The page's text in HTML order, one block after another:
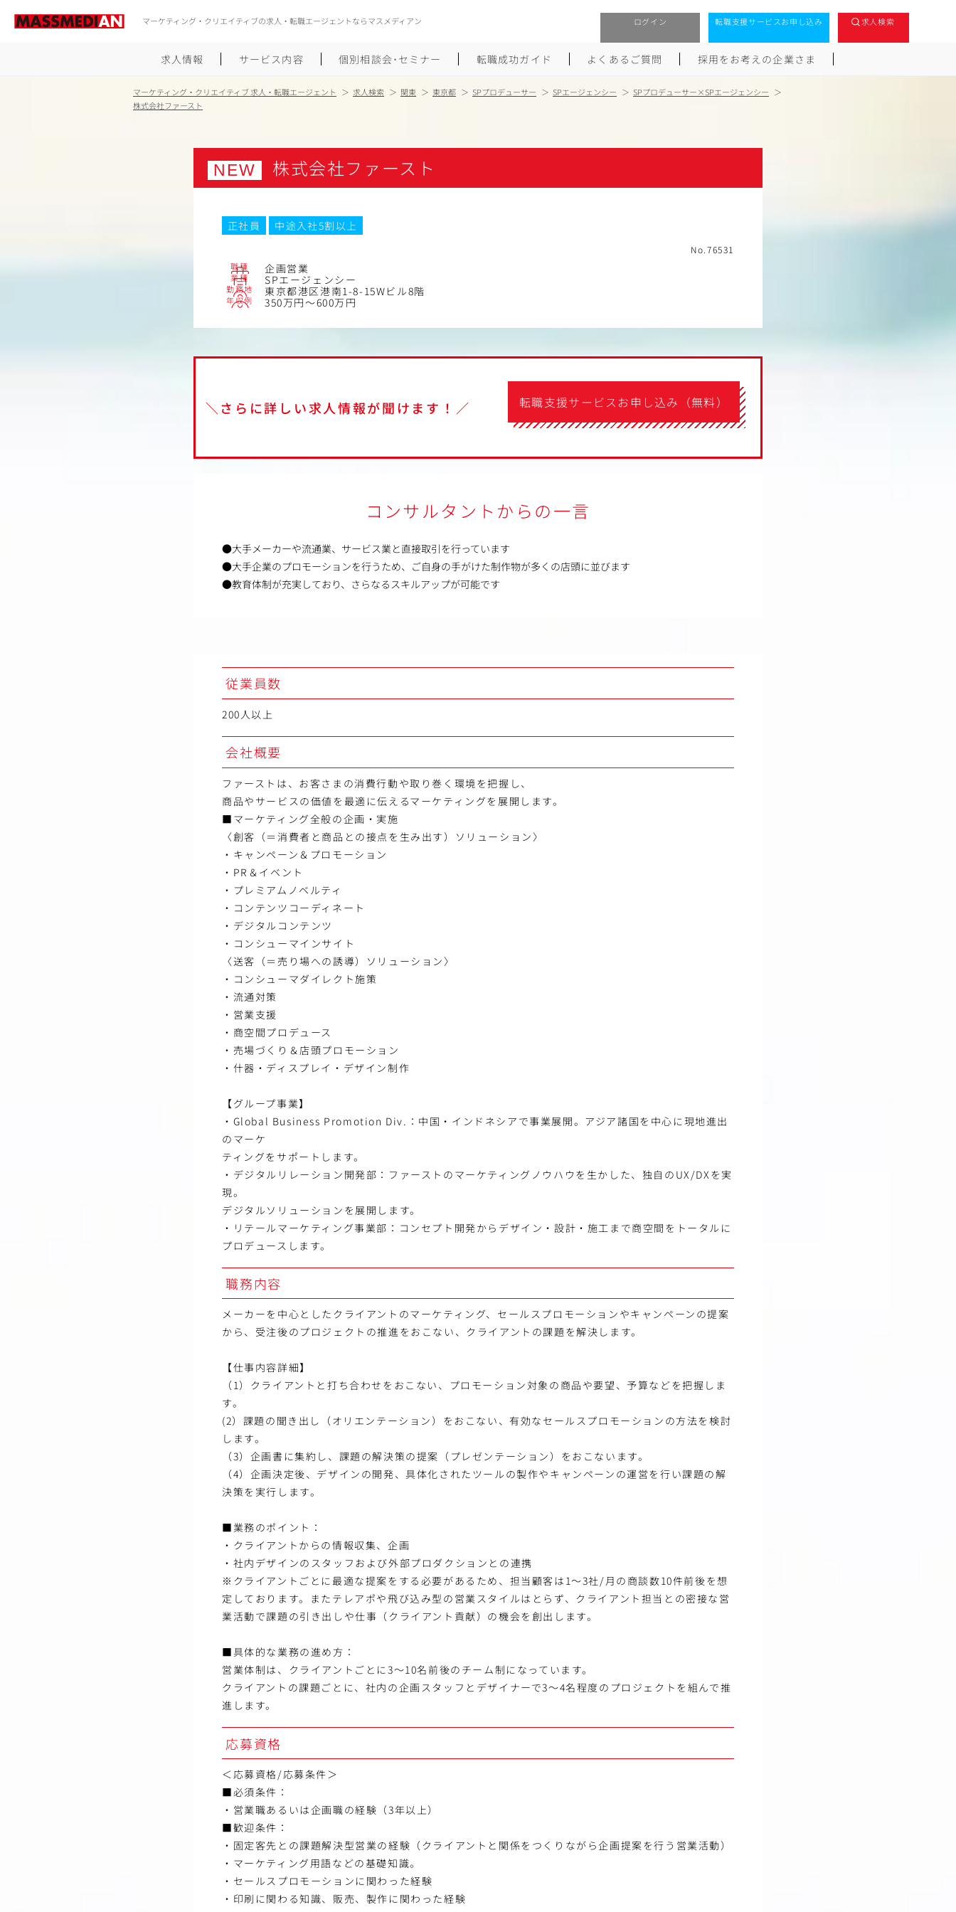
マーケティング・クリエイティブの求人・転職エージェントならマスメディアン ログイン 転職支援サービスお申し込み 求人検索
求人情報 サービス内容 個別相談会･セミナー 転職成功ガイド
履歴書のつくり方
職務経歴書のつくり方
ポートフォリオのつくり方
未経験から広告業界への転職
エグゼクティブ転職
よくあるご質問 採用をお考えの企業さま
マーケティング・クリエイティブ 求人・転職エージェント 求人検索 関東 東京都 SPプロデューサー SPエージェンシー
SPプロデューサー×SPエージェンシー
株式会社ファースト
NEW 株式会社ファースト
正社員 中途入社5割以上
No.76531
職種 企画営業
業種 SPエージェンシー
勤務地 東京都港区港南1-8-15Wビル8階
年収例 350万円～600万円
＼さらに詳しい求人情報が聞けます！／ 転職支援サービスお申し込み（無料）
コンサルタントからの一言
●大手メーカーや流通業、サービス業と直接取引を行っています
●大手企業のプロモーションを行うため、ご自身の手がけた制作物が多くの店頭に並びます
●教育体制が充実しており、さらなるスキルアップが可能です
従業員数
200人以上
会社概要
ファーストは、お客さまの消費行動や取り巻く環境を把握し、
商品やサービスの価値を最適に伝えるマーケティングを展開します。
■マーケティング全般の企画・実施
〈創客（＝消費者と商品との接点を生み出す）ソリューション〉
・キャンペーン＆プロモーション
・PR＆イベント
・プレミアムノベルティ
・コンテンツコーディネート
・デジタルコンテンツ
・コンシューマインサイト
〈送客（＝売り場への誘導）ソリューション〉
・コンシューマダイレクト施策
・流通対策
・営業支援
・商空間プロデュース
・売場づくり＆店頭プロモーション
・什器・ディスプレイ・デザイン制作
【グループ事業】
・Global Business Promotion Div.：中国・インドネシアで事業展開。アジア諸国を中心に現地進出
のマーケ
ティングをサポートします。
・デジタルリレーション開発部：ファーストのマーケティングノウハウを生かした、独自のUX/DXを実
現。
デジタルソリューションを展開します。
・リテールマーケティング事業部：コンセプト開発からデザイン・設計・施工まで商空間をトータルに
プロデュースします。
職務内容
メーカーを中心としたクライアントのマーケティング、セールスプロモーションやキャンペーンの提案
から、受注後のプロジェクトの推進をおこない、クライアントの課題を解決します。
【仕事内容詳細】
（1）クライアントと打ち合わせをおこない、プロモーション対象の商品や要望、予算などを把握しま
す。
(2）課題の聞き出し（オリエンテーション）をおこない、有効なセールスプロモーションの方法を検討
します。
（3）企画書に集約し、課題の解決策の提案（プレゼンテーション）をおこないます。
（4）企画決定後、デザインの開発、具体化されたツールの製作やキャンペーンの運営を行い課題の解
決策を実行します。
■業務のポイント：
・クライアントからの情報収集、企画
・社内デザインのスタッフおよび外部プロダクションとの連携
※クライアントごとに最適な提案をする必要があるため、担当顧客は1～3社/月の商談数10件前後を想
定しております。またテレアポや飛び込み型の営業スタイルはとらず、クライアント担当との密接な営
業活動で課題の引き出しや仕事（クライアント貢献）の機会を創出します。
■具体的な業務の進め方：
営業体制は、クライアントごとに3～10名前後のチーム制になっています。
クライアントの課題ごとに、社内の企画スタッフとデザイナーで3～4名程度のプロジェクトを組んで推
進します。
応募資格
＜応募資格/応募条件＞
■必須条件：
・営業職あるいは企画職の経験（3年以上）
■歓迎条件：
・固定客先との課題解決型営業の経験（クライアントと関係をつくりながら企画提案を行う営業活動）
・マーケティング用語などの基礎知識。
・セールスプロモーションに関わった経験
・印刷に関わる知識、販売、製作に関わった経験